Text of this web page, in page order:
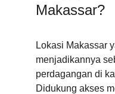
Makassar?
Lokasi Makassar
menjadikannya
perdagangan di
Didukung akses